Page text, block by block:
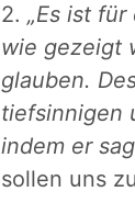
2. „Es ist
wie gezeigt
glauben.
tiefsinnigen
indem er
sollen uns